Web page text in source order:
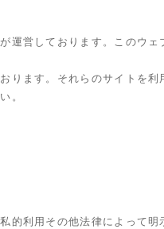
営しております。このウェ
ります。それらのサイトを
。
的利用その他法律によって